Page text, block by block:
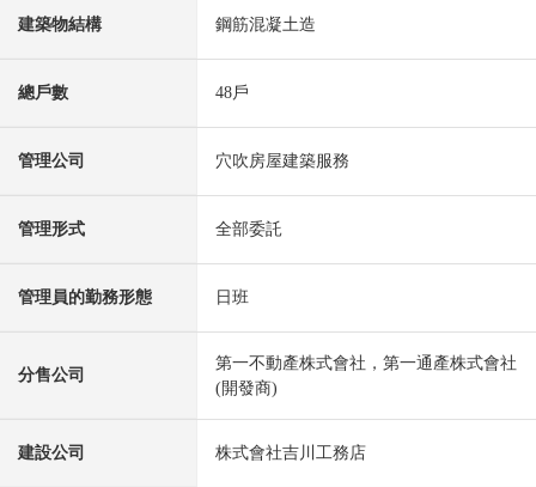
建築物結構 鋼筋混凝土造
總戶數 48戶
管理公司 穴吹房屋建築服務
管理形式 全部委託
管理員的勤務形態 日班
分售公司
第一不動產株式會社，第一通產株式會社
(開發商)
建設公司 株式會社吉川工務店